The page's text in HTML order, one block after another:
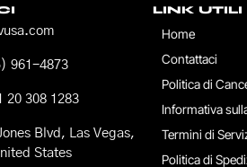
961-4873
20 308 1283
Blvd, Las Vegas,
States
LINK UTILI
Home
Contattaci
Politica di
Informativa
Termini di
Politica di